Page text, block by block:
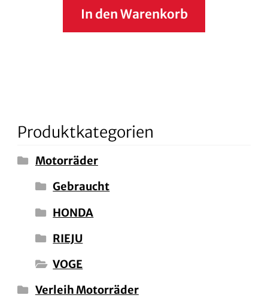
In den Warenkorb
Produktkategorien
Motorräder
Gebraucht
HONDA
RIEJU
VOGE
Verleih Motorräder